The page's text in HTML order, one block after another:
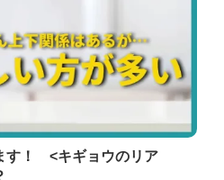
す！ <キギョウのリア